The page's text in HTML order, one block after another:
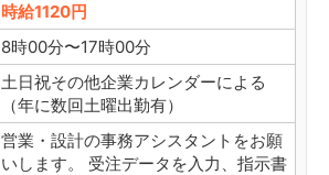
時給1120円
8時00分〜17時00分
土日祝その他企業カレンダーによる
（年に数回土曜出勤有）
営業・設計の事務アシスタントをお願
いします。 受注データを入力、指示書